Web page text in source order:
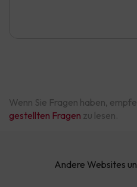
Wenn Sie Fragen haben,
gestellten Fragen zu lesen.
Andere Websites